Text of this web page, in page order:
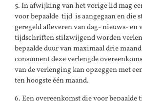
5. In afwijking van het vorige lid mag
voor bepaalde tijd is aangegaan en die
geregeld afleveren van dag- nieuws- en
tijdschriften stilzwijgend worden
bepaalde duur van maximaal drie
consument deze verlengde
van de verlenging kan opzeggen met
ten hoogste één maand.
6. Een overeenkomst die voor bepaalde